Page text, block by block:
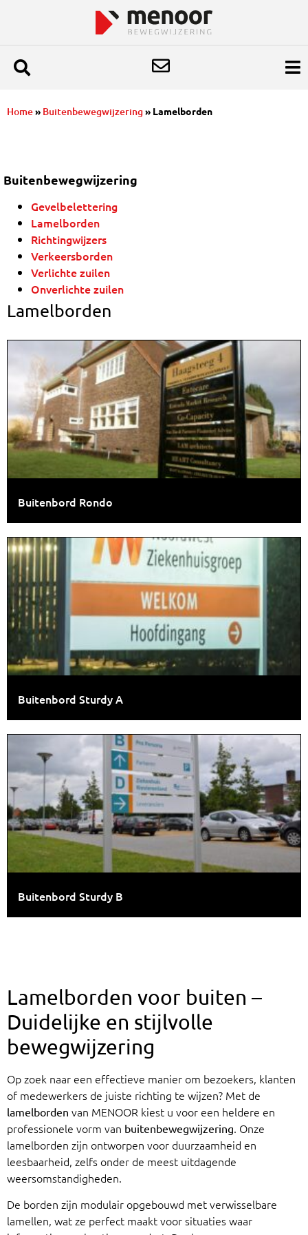
Home» Buitenbewegwijzering» Lamelborden
Buitenbewegwijzering
Gevelbelettering
Lamelborden
Richtingwijzers
Verkeersborden
Verlichte zuilen
Onverlichte zuilen
Lamelborden
Buitenbord Rondo
Buitenbord Sturdy A
Buitenbord Sturdy B
Lamelborden voor buiten –
Duidelijke en stijlvolle
bewegwijzering
Op zoek naar een effectieve manier om bezoekers, klanten
of medewerkers de juiste richting te wijzen? Met de
lamelborden van MENOOR kiest u voor een heldere en
professionele vorm van buitenbewegwijzering. Onze
lamelborden zijn ontworpen voor duurzaamheid en
leesbaarheid, zelfs onder de meest uitdagende
weersomstandigheden.
De borden zijn modulair opgebouwd met verwisselbare
lamellen, wat ze perfect maakt voor situaties waar